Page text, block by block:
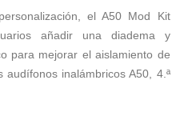
el A50 Mod Kit
añadir una diadema y
para mejorar el aislamiento de
inalámbricos A50, 4.ª